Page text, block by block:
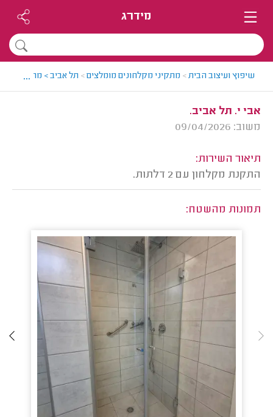
מידרג
שיפוץ ועיצוב הבית> מתקיני מקלחונים מומלצים> תל אביב > מתקין
...
אבי י. תל אביב.
משוב: 09/04/2026
תיאור השירות:
התקנת מקלחון עם 2 דלתות.
תמונות מהשטח: